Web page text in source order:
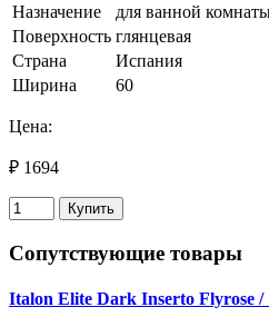
Назначение
для ванной
Поверхность глянцевая
Страна
Испания
Ширина
60
Цена:
₽ 1694
Купить
Сопутствующие товары
Italon Elite Dark Inserto Flyrose